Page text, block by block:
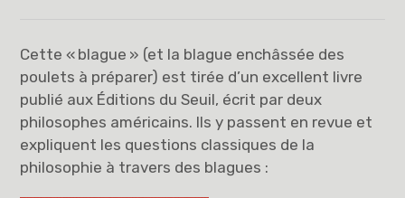
Cette « blague » (et la blague enchâssée des
poulets à préparer) est tirée d’un excellent livre
publié aux Éditions du Seuil, écrit par deux
philosophes américains. Ils y passent en revue et
expliquent les questions classiques de la
philosophie à travers des blagues :